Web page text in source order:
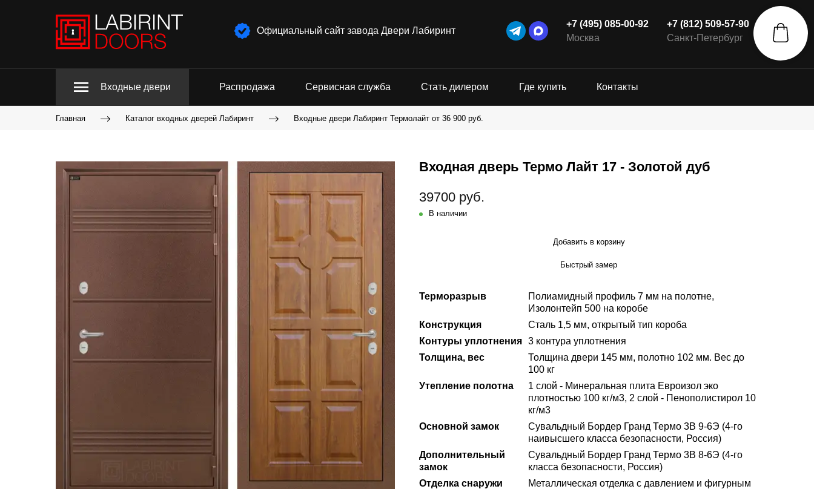
Официальный сайт завода Двери Лабиринт
+7 (495) 085-00-92
Москва
+7 (812) 509-57-90
Санкт-Петербург
Входные двери Распродажа Сервисная служба Стать дилером Где купить Контакты
Главная Каталог входных дверей Лабиринт Входные двери Лабиринт Термолайт от 36 900 руб.
Входная дверь Термо Лайт 17 - Золотой дуб
39700 руб.
В наличии
Добавить в корзину
Быстрый замер
Терморазрыв
Полиамидный профиль 7 мм на полотне,
Изолонтейп 500 на коробе
Конструкция
Сталь 1,5 мм, открытый тип короба
Контуры уплотнения 3 контура уплотнения
Толщина, вес
Толщина двери 145 мм, полотно 102 мм. Вес до
100 кг
Утепление полотна
1 слой - Минеральная плита Евроизол эко
плотностью 100 кг/м3, 2 слой - Пенополистирол 10
кг/м3
Основной замок
Сувальдный Бордер Гранд Термо 3В 9-6Э (4-го
наивысшего класса безопасности, Россия)
Дополнительный
замок
Сувальдный Бордер Гранд Термо 3В 8-6Э (4-го
класса безопасности, Россия)
Отделка снаружи
Металлическая отделка с давлением и фигурным